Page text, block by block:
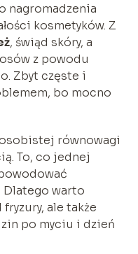
nagromadzenia
kosmetyków. Z
, świąd skóry, a
z powodu
Zbyt częste i
bo mocno
równowagi
To, co jednej
Dlatego warto
ale także
po myciu i dzień